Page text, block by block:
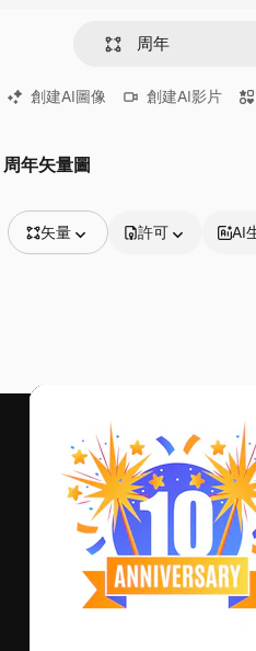
創建AI圖像 創建AI影片
周年矢量圖
矢量
視頻
影片範本
許可 AI
引導你創作出最佳作
100萬訂閱者，涵蓋
和工作室。
繁體中文 (香港)